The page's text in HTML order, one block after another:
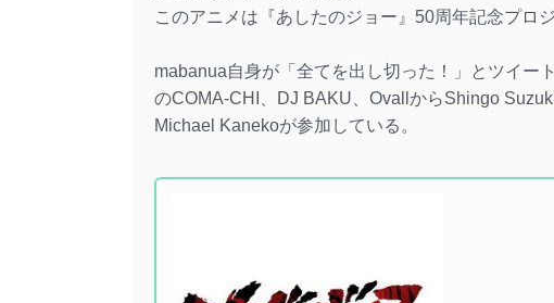
このアニメは『あしたのジョー』50周年記念プロ
mabanua自身が「全てを出し切った！」とツイー
のCOMA-CHI、DJ BAKU、OvallからShingo
Michael Kanekoが参加している。